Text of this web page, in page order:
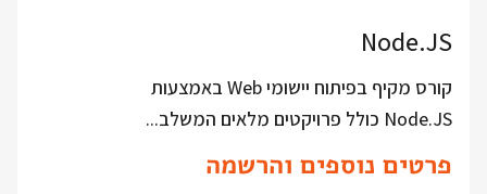
Node.JS
קורס מקיף בפיתוח יישומי Web באמצעות
Node.JS כולל פרויקטים מלאים המשלב...
פרטים נוספים והרשמה